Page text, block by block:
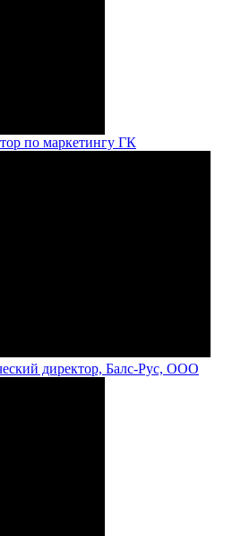
по маркетингу ГК
директор, Балс-Рус, ООО